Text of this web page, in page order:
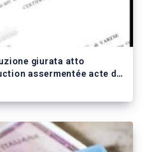
giurata atto
assermentée acte de